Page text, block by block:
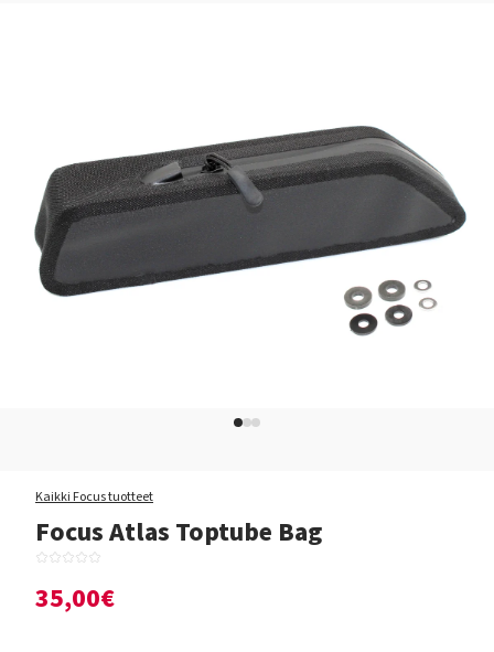
Kaikki Focus tuotteet
Focus Atlas Toptube Bag
35,00€